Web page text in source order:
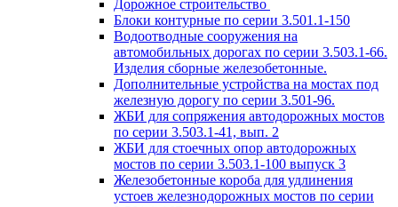
Дорожное строительство
Блоки контурные по серии 3.501.1-150
Водоотводные сооружения на
автомобильных дорогах по серии 3.503.1-66.
Изделия сборные железобетонные.
Дополнительные устройства на мостах под
железную дорогу по серии 3.501-96.
ЖБИ для сопряжения автодорожных мостов
по серии 3.503.1-41, вып. 2
ЖБИ для стоечных опор автодорожных
мостов по серии 3.503.1-100 выпуск 3
Железобетонные короба для удлинения
устоев железнодорожных мостов по серии